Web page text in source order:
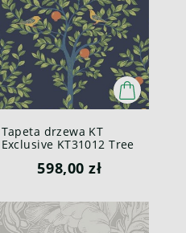
Tapeta drzewa KT
Exclusive KT31012 Tree
598,00 zł